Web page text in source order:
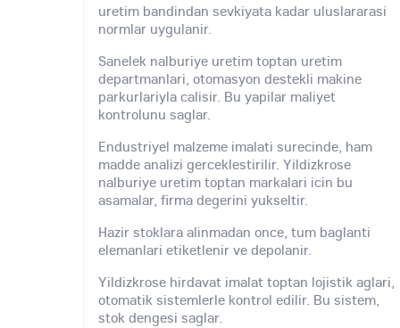
uretim bandindan sevkiyata kadar uluslararasi
normlar uygulanir.
Sanelek nalburiye uretim toptan uretim
departmanlari, otomasyon destekli makine
parkurlariyla calisir. Bu yapilar maliyet
kontrolunu saglar.
Endustriyel malzeme imalati surecinde, ham
madde analizi gerceklestirilir. Yildizkrose
nalburiye uretim toptan markalari icin bu
asamalar, firma degerini yukseltir.
Hazir stoklara alinmadan once, tum baglanti
elemanlari etiketlenir ve depolanir.
Yildizkrose hirdavat imalat toptan lojistik aglari,
otomatik sistemlerle kontrol edilir. Bu sistem,
stok dengesi saglar.